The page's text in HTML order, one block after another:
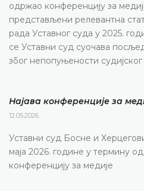
одржао конференцију за
представљени релевантна
рада Уставног суда у 2025.
се Уставни суд суочава
због непопуњености судијског
Најава конференције за
12.05.2026.
Уставни суд Босне и
маја 2026. године у термину
конференцију за медије